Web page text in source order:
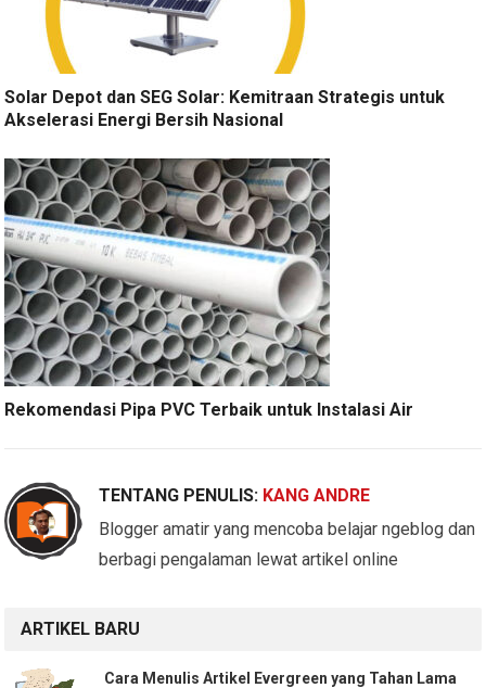
Solar Depot dan SEG Solar: Kemitraan Strategis untuk
Akselerasi Energi Bersih Nasional
Rekomendasi Pipa PVC Terbaik untuk Instalasi Air
TENTANG PENULIS: KANG ANDRE
Blogger amatir yang mencoba belajar ngeblog dan
berbagi pengalaman lewat artikel online
ARTIKEL BARU
Cara Menulis Artikel Evergreen yang Tahan Lama